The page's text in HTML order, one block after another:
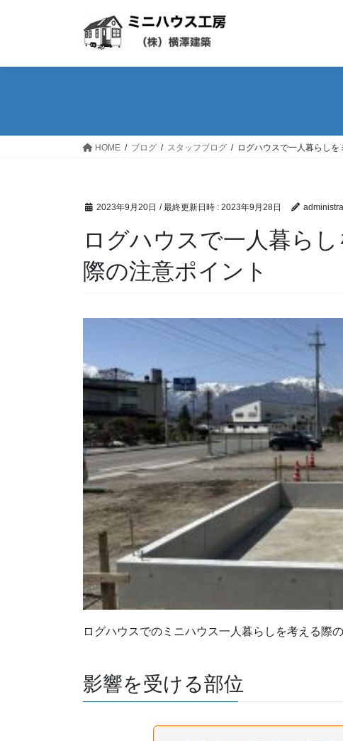
HOME ブログ スタッフブログ ログハウスで一人暮らし
2023年9月20日 / 最終更新日時 : 2023年9月28日
ログハウスで一人暮ら
際の注意ポイント
ログハウスでのミニハウス一人暮らしを考える際
影響を受ける部位